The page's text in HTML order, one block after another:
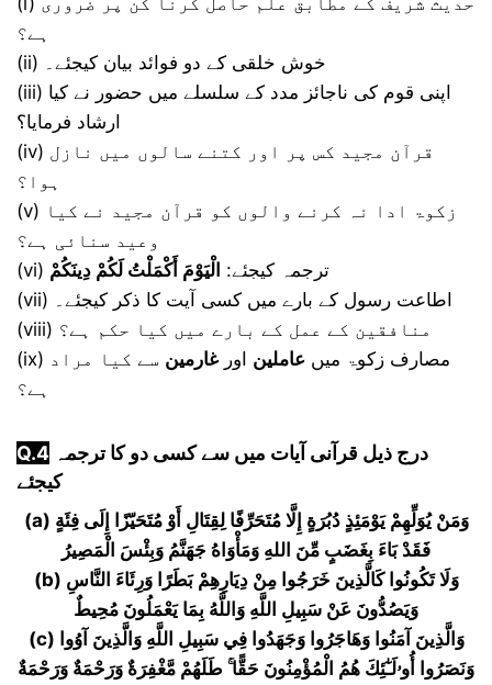
ہے؟
(ii) خوش خلقی کے دو فوائد بیان کیجئے۔
(iii) اپنی قوم کی ناجائز مدد کے سلسلے میں حضور نے کیا
ارشاد فرمایا؟
(iv) قرآن مجید کس پر اور کتنے سالوں میں نازل
ہوا؟
(v) زکوۃ ادا نہ کرنے والوں کو قرآن مجید نے کیا
وعید سنائی ہے؟
(vi) ترجمہ کیجئے: الْيَوْمَ أَكْمَلْتُ لَكُمْ دِينَكُمْ
(vii) اطاعت رسول کے بارے میں کسی آیت کا ذکر کیجئے۔
(viii) منافقین کے عمل کے بارے میں کیا حکم ہے؟
(ix) مصارف زکوۃ میں عاملین اورغارمین سے کیا مراد
ہے؟
Q.4
کیجئے
(a) وَمَنْ يُوَلِّهِمْ يَوْمَئِذٍ دُبُرَةٍ إِلَّا مُتَحَرِّفًا لِقِتَالِ أَوْ مُتَحَيّزًا إِلَى فِئَةٍ
فَقَدْ بَاءَ بِغَضَبٍ مِّنَ اللهِ وَمَأْوَاهُ جَهَنَّمُ وَبِئْسَ الْمَصِيرُ
(b) وَلَا تَكُونُوا كَالَّذِينَ خَرَجُوا مِنْ دِيَارِهِمْ بَطَرًا وَرِئَاءَ النَّاسِ
وَيَصُدُّونَ عَنْ سَبِيلِ اللَّهِ وَاللَّهُ بِمَا يَعْمَلُونَ مُحِيطٌ
(c) وَالَّذِينَ آمَنُوا وَهَاجَرُوا وَجَهَدُوا فِي سَبِيلِ اللَّهِ وَالَّذِينَ آوُوا
وَنَصَرُوا أُوۥلَـٰٓئِكَ هُمُ الْمُؤْمِنُونَ حَقًّا ۚ طَلَهُمْ مَّغْفِرَةٌ وَرَحْمَةٌ وَرَحْمَةٌ